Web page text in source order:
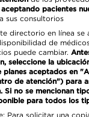
aceptando pacientes
sus consultorios
directorio en línea se
de
puede cambiar.
seleccione la
planes aceptados en
de atención") para
Si no se mencionan
para todos los
Para solicitar una